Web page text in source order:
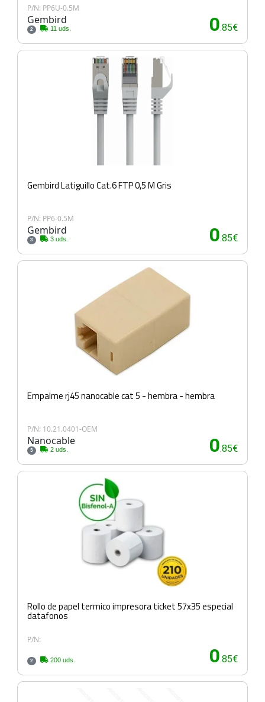
P/N: PP6U-0.5M
Gembird
2 11 uds. 0.85€
Gembird Latiguillo Cat.6 FTP 0,5 M Gris
P/N: PP6-0.5M
Gembird
3 3 uds. 0.85€
Empalme rj45 nanocable cat 5 - hembra - hembra
P/N: 10.21.0401-OEM
Nanocable
3 2 uds. 0.85€
Rollo de papel termico impresora ticket 57x35 especial
datafonos
P/N:
2 200 uds. 0.85€